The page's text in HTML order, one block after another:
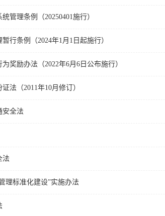
管理条例（20250401施行）
行条例（2024年1月1日起施行）
奖励办法（2022年6月6日公布施行）
法（2011年10月修订）
安全法
法
理标准化建设”实施办法